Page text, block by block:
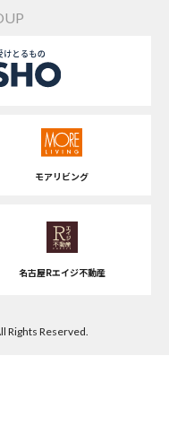
モアリビング
名古屋Rエイジ不動産
Rights Reserved.